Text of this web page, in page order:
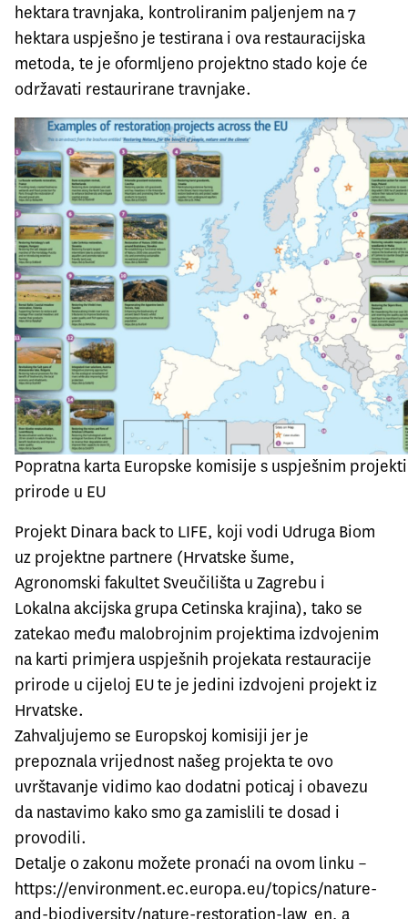
hektara travnjaka, kontroliranim paljenjem na 7
hektara uspješno je testirana i ova restauracijska
metoda, te je oformljeno projektno stado koje će
održavati restaurirane travnjake.
Popratna karta Europske komisije s uspješnim
prirode u EU
Projekt Dinara back to LIFE, koji vodi Udruga Biom
uz projektne partnere (Hrvatske šume,
Agronomski fakultet Sveučilišta u Zagrebu i
Lokalna akcijska grupa Cetinska krajina), tako se
zatekao među malobrojnim projektima izdvojenim
na karti primjera uspješnih projekata restauracije
prirode u cijeloj EU te je jedini izdvojeni projekt iz
Hrvatske.
Zahvaljujemo se Europskoj komisiji jer je
prepoznala vrijednost našeg projekta te ovo
uvrštavanje vidimo kao dodatni poticaj i obavezu
da nastavimo kako smo ga zamislili te dosad i
provodili.
Detalje o zakonu možete pronaći na ovom linku –
https://environment.ec.europa.eu/topics/nature-